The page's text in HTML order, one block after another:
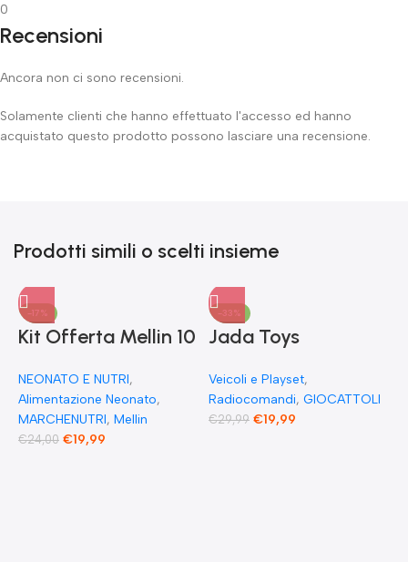
0
Recensioni
Ancora non ci sono recensioni.
Solamente clienti che hanno effettuato l'accesso ed hanno
acquistato questo prodotto possono lasciare una recensione.
Prodotti simili o scelti insieme
-17%
Kit Offerta Mellin 10
carne 2 Verdure 2
Pesce 2 Frutta e 1
Biscotto Granulato
NEONATO E NUTRI,
Alimentazione Neonato,
MARCHENUTRI, Mellin
€24,00 €19,99
-33%
Jada Toys
Fast & Furious
Radio Comandata
Veicoli e Playset,
Radiocomandi, GIOCATTOLI
€29,99 €19,99